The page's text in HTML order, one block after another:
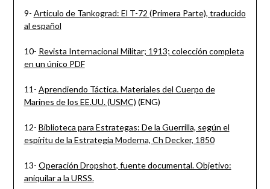
9- Articulo de Tankograd: El T-72 (Primera Parte), traducido
al español
10- Revista Internacional Militar; 1913; colección completa
en un único PDF
11- Aprendiendo Táctica. Materiales del Cuerpo de
Marines de los EE.UU. (USMC) (ENG)
12- Biblioteca para Estrategas: De la Guerrilla, según el
espíritu de la Estrategia Moderna, Ch Decker, 1850
13- Operación Dropshot, fuente documental. Objetivo:
aniquilar a la URSS.